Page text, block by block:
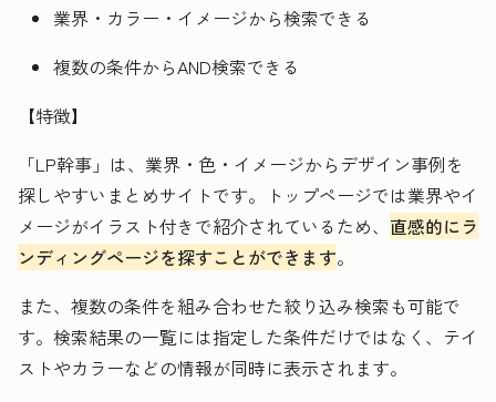
業界・カラー・イメージから検索できる
複数の条件からAND検索できる
【特徴】
「LP幹事」は、業界・色・イメージからデザイン事例を
探しやすいまとめサイトです。トップページでは業界やイ
メージがイラスト付きで紹介されているため、 直感的にラ
ンディングページを探すことができます。
また、複数の条件を組み合わせた絞り込み検索も可能で
す。検索結果の一覧には指定した条件だけではなく、テイ
ストやカラーなどの情報が同時に表示されます。